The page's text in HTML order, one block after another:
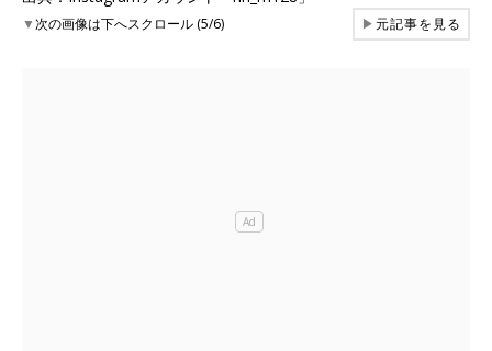
▼次の画像は下へスクロール (5/6) ▶元記事を見る